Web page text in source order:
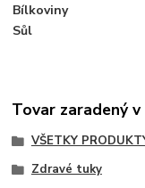
Bílkoviny
Sůl
Tovar zaradený
VŠETKY
Zdravé tuky